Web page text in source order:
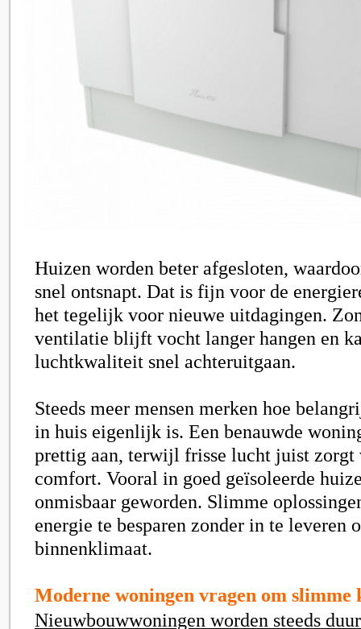
Huizen worden beter afgesloten,
snel ontsnapt. Dat is fijn voor de
het tegelijk voor nieuwe uitdagingen.
ventilatie blijft vocht langer hangen en
luchtkwaliteit snel achteruitgaan.
Steeds meer mensen merken hoe
in huis eigenlijk is. Een benauwde
prettig aan, terwijl frisse lucht juist zorgt
comfort. Vooral in goed geïsoleerde
onmisbaar geworden. Slimme
energie te besparen zonder in te leveren
binnenklimaat.
Moderne woningen vragen om slimme
Nieuwbouwwoningen worden steeds